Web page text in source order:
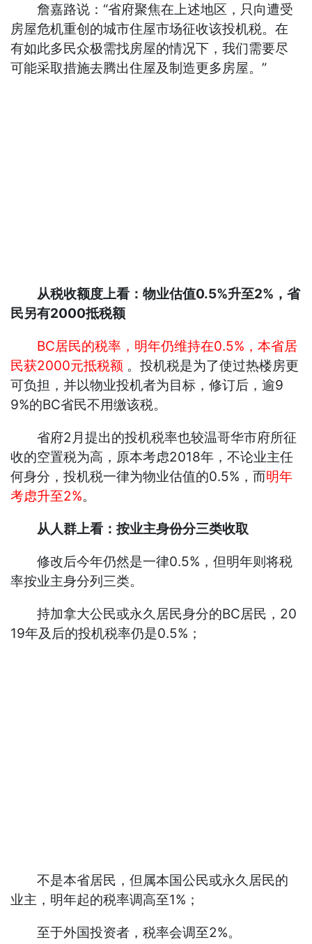
詹嘉路说：“省府聚焦在上述地区，只向遭受
房屋危机重创的城市住屋市场征收该投机税。在
有如此多民众极需找房屋的情况下，我们需要尽
可能采取措施去腾出住屋及制造更多房屋。”
从税收额度上看：物业估值0.5%升至2%，省
民另有2000抵税额
BC居民的税率，明年仍维持在0.5%，本省居
民获2000元抵税额 。投机税是为了使过热楼房更
可负担，并以物业投机者为目标，修订后，逾9
9%的BC省民不用缴该税。
省府2月提出的投机税率也较温哥华市府所征
收的空置税为高，原本考虑2018年，不论业主任
何身分，投机税一律为物业估值的0.5%，而明年
考虑升至2%。
从人群上看：按业主身份分三类收取
修改后今年仍然是一律0.5%，但明年则将税
率按业主身分列三类。
持加拿大公民或永久居民身分的BC居民，20
19年及后的投机税率仍是0.5%；
不是本省居民，但属本国公民或永久居民的
业主，明年起的税率调高至1%；
至于外国投资者，税率会调至2%。